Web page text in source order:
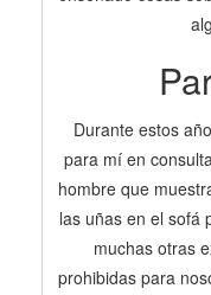
Durante estos
para mí en
hombre que
las uñas en el sofá
muchas otras
prohibidas para